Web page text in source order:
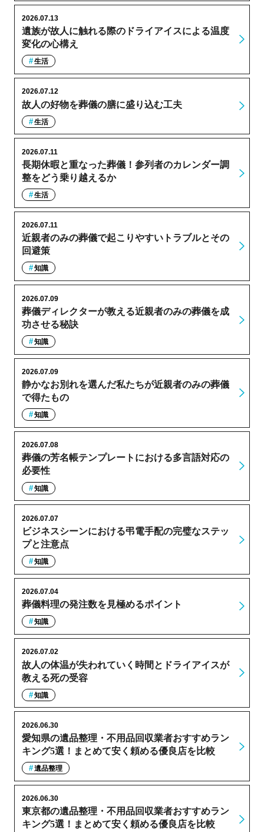
遺族が故人に触れる際のドライアイスによる温度
変化の心構え
2026.07.13
生活
故人の好物を葬儀の膳に盛り込む工夫
2026.07.12
生活
長期休暇と重なった葬儀！参列者のカレンダー調
整をどう乗り越えるか
2026.07.11
生活
近親者のみの葬儀で起こりやすいトラブルとその
回避策
2026.07.11
知識
葬儀ディレクターが教える近親者のみの葬儀を成
功させる秘訣
2026.07.09
知識
静かなお別れを選んだ私たちが近親者のみの葬儀
で得たもの
2026.07.09
知識
葬儀の芳名帳テンプレートにおける多言語対応の
必要性
2026.07.08
知識
ビジネスシーンにおける弔電手配の完璧なステッ
プと注意点
2026.07.07
知識
葬儀料理の発注数を見極めるポイント
2026.07.04
知識
故人の体温が失われていく時間とドライアイスが
教える死の受容
2026.07.02
知識
愛知県の遺品整理・不用品回収業者おすすめラン
キング5選！まとめて安く頼める優良店を比較
2026.06.30
遺品整理
東京都の遺品整理・不用品回収業者おすすめラン
キング5選！まとめて安く頼める優良店を比較
2026.06.30